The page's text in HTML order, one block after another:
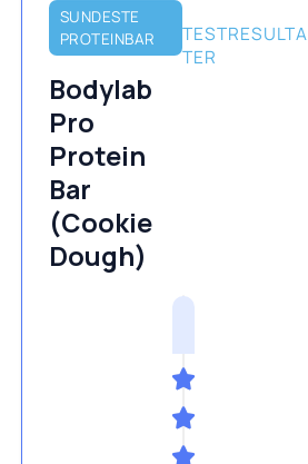
SUNDESTE
PROTEINBAR
Bodylab
Pro
Protein
Bar
(Cookie
Dough)
TESTRESULTA
TER